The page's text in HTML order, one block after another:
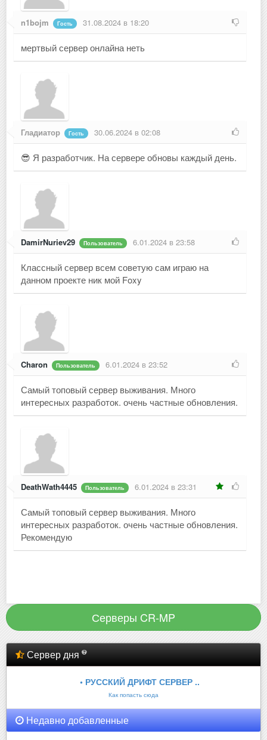
n1bojm Гость 31.08.2024 в 18:20
мертвый сервер онлайна неть
Гладиатор Гость 30.06.2024 в 02:08
😎 Я разработчик. На сервере обновы каждый день.
DamirNuriev29 Пользователь 6.01.2024 в 23:58
Классный сервер всем советую сам играю на
данном проекте ник мой Foxy
Charon Пользователь 6.01.2024 в 23:52
Самый топовый сервер выживания. Много
интересных разработок. очень частные обновления.
DeathWath4445 Пользователь 6.01.2024 в 23:31
Самый топовый сервер выживания. Много
интересных разработок. очень частные обновления.
Рекомендую
Серверы CR-MP
Сервер дня
• РУССКИЙ ДРИФТ СЕРВЕР ..
Как попасть сюда
Недавно добавленные